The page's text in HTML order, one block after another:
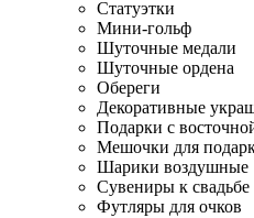
Статуэтки
Мини-гольф
Шуточные медали
Шуточные ордена
Обереги
Декоративные
Подарки с
Мешочки для
Шарики воздушные
Сувениры к свадьбе
Футляры для очков